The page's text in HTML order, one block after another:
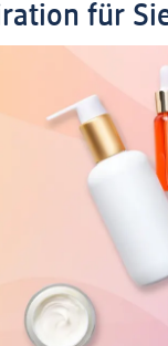
für